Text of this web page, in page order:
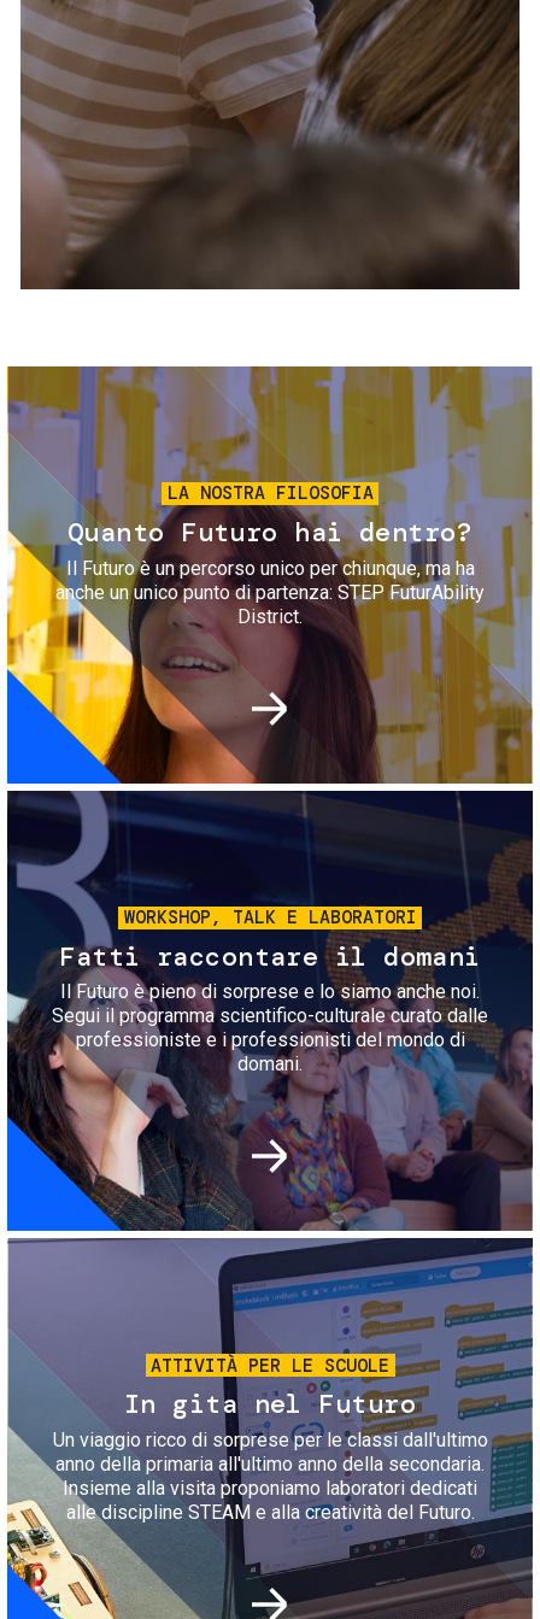
Servizi e accessibilità
Contatti
FAQ
Biglietti
Immagine
LA NOSTRA FILOSOFIA
Quanto Futuro hai dentro?
Il Futuro è un percorso unico per chiunque, ma ha
anche un unico punto di partenza: STEP FuturAbility
District.
Immagine
WORKSHOP, TALK E LABORATORI
Fatti raccontare il domani
Il Futuro è pieno di sorprese e lo siamo anche noi.
Segui il programma scientifico-culturale curato dalle
professioniste e i professionisti del mondo di
domani.
Immagine
ATTIVITÀ PER LE SCUOLE
In gita nel Futuro
Un viaggio ricco di sorprese per le classi dall'ultimo
anno della primaria all'ultimo anno della secondaria.
Insieme alla visita proponiamo laboratori dedicati
alle discipline STEAM e alla creatività del Futuro.